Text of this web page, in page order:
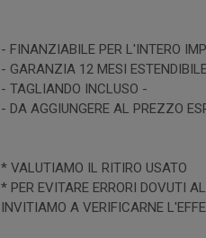
- FINANZIABILE PER L'INTERO
- GARANZIA 12 MESI
- TAGLIANDO INCLUSO -
- DA AGGIUNGERE AL PREZZO
* VALUTIAMO IL RITIRO USATO
* PER EVITARE ERRORI DOVUTI
INVITIAMO A VERIFICARNE